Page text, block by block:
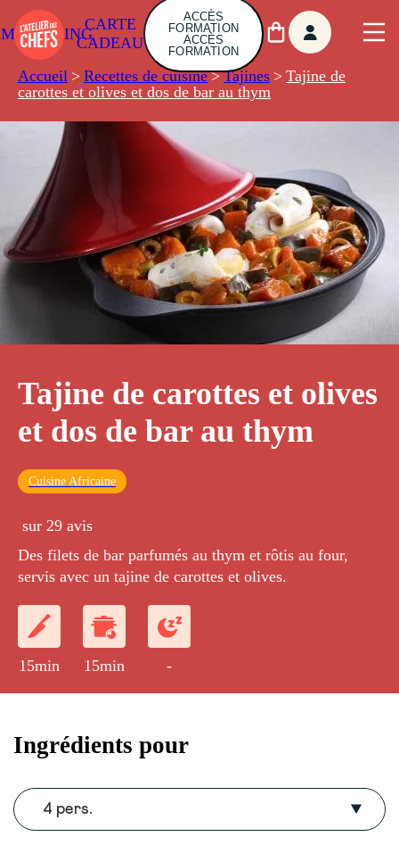
CARTE
CADEAU
ACCÈS
FORMATION
ACCÈS
FORMATION
Accueil > Recettes de cuisine > Tajines > Tajine de
carottes et olives et dos de bar au thym
Tajine de carottes et olives
et dos de bar au thym
Cuisine Africaine
sur 29 avis
Des filets de bar parfumés au thym et rôtis au four,
servis avec un tajine de carottes et olives.
15min 15min -
Ingrédients pour
4 pers.